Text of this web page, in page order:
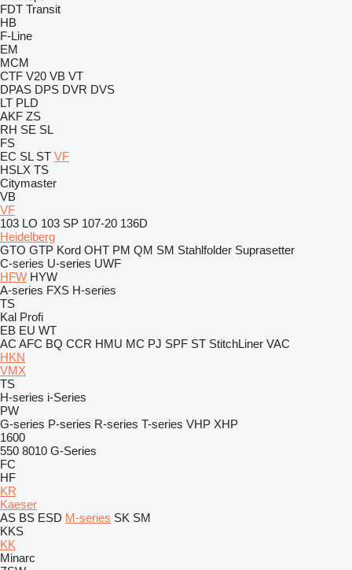
FDT Transit
HB
F-Line
EM
MCM
CTF V20 VB VT
DPAS DPS DVR DVS
LT PLD
AKF ZS
RH SE SL
FS
EC SL ST VF
HSLX TS
Citymaster
VB
VF
103 LO 103 SP 107-20 136D
Heidelberg
GTO GTP Kord OHT PM QM SM Stahlfolder Suprasetter
C-series U-series UWF
HFW HYW
A-series FXS H-series
TS
Kal Profi
EB EU WT
AC AFC BQ CCR HMU MC PJ SPF ST StitchLiner VAC
HKN
VMX
TS
H-series i-Series
PW
G-series P-series R-series T-series VHP XHP
1600
550 8010 G-Series
FC
HF
KR
Kaeser
AS BS ESD M-series SK SM
KKS
KK
Minarc